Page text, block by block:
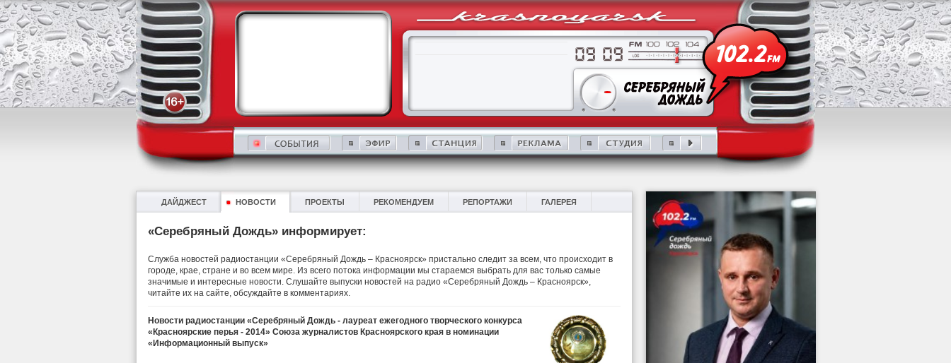
ДАЙДЖЕСТ НОВОСТИ ПРОЕКТЫ РЕКОМЕНДУЕМ РЕПОРТАЖИ ГАЛЕРЕЯ
«Серебряный Дождь» информирует:
Служба новостей радиостанции «Серебряный Дождь – Красноярск» пристально следит за всем, что происходит в
городе, крае, стране и во всем мире. Из всего потока информации мы стараемся выбрать для вас только самые
значимые и интересные новости. Слушайте выпуски новостей на радио «Серебряный Дождь – Красноярск»,
читайте их на сайте, обсуждайте в комментариях.
Новости радиостанции «Серебряный Дождь - лауреат ежегодного творческого конкурса
«Красноярские перья - 2014» Союза журналистов Красноярского края в номинации
«Информационный выпуск»